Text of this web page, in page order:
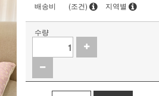
배송비
(조건) 지역별
수량